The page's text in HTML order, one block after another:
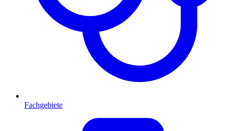
Fachgebiete